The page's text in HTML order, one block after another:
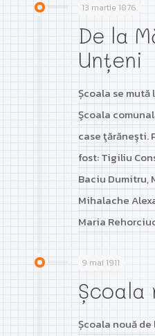
13 martie 1876
De la
Unțeni
Școala se
Şcoala
case ţărăneşti.
fost: Tigiliu
Baciu Dumitru,
Mihalache
Maria
9 mai 1911
Școala
Școala nouă